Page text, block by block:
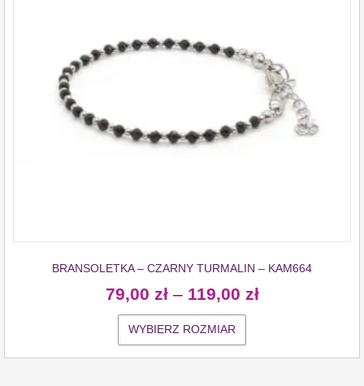
BRANSOLETKA – CZARNY TURMALIN – KAM664
79,00 zł – 119,00 zł
WYBIERZ ROZMIAR